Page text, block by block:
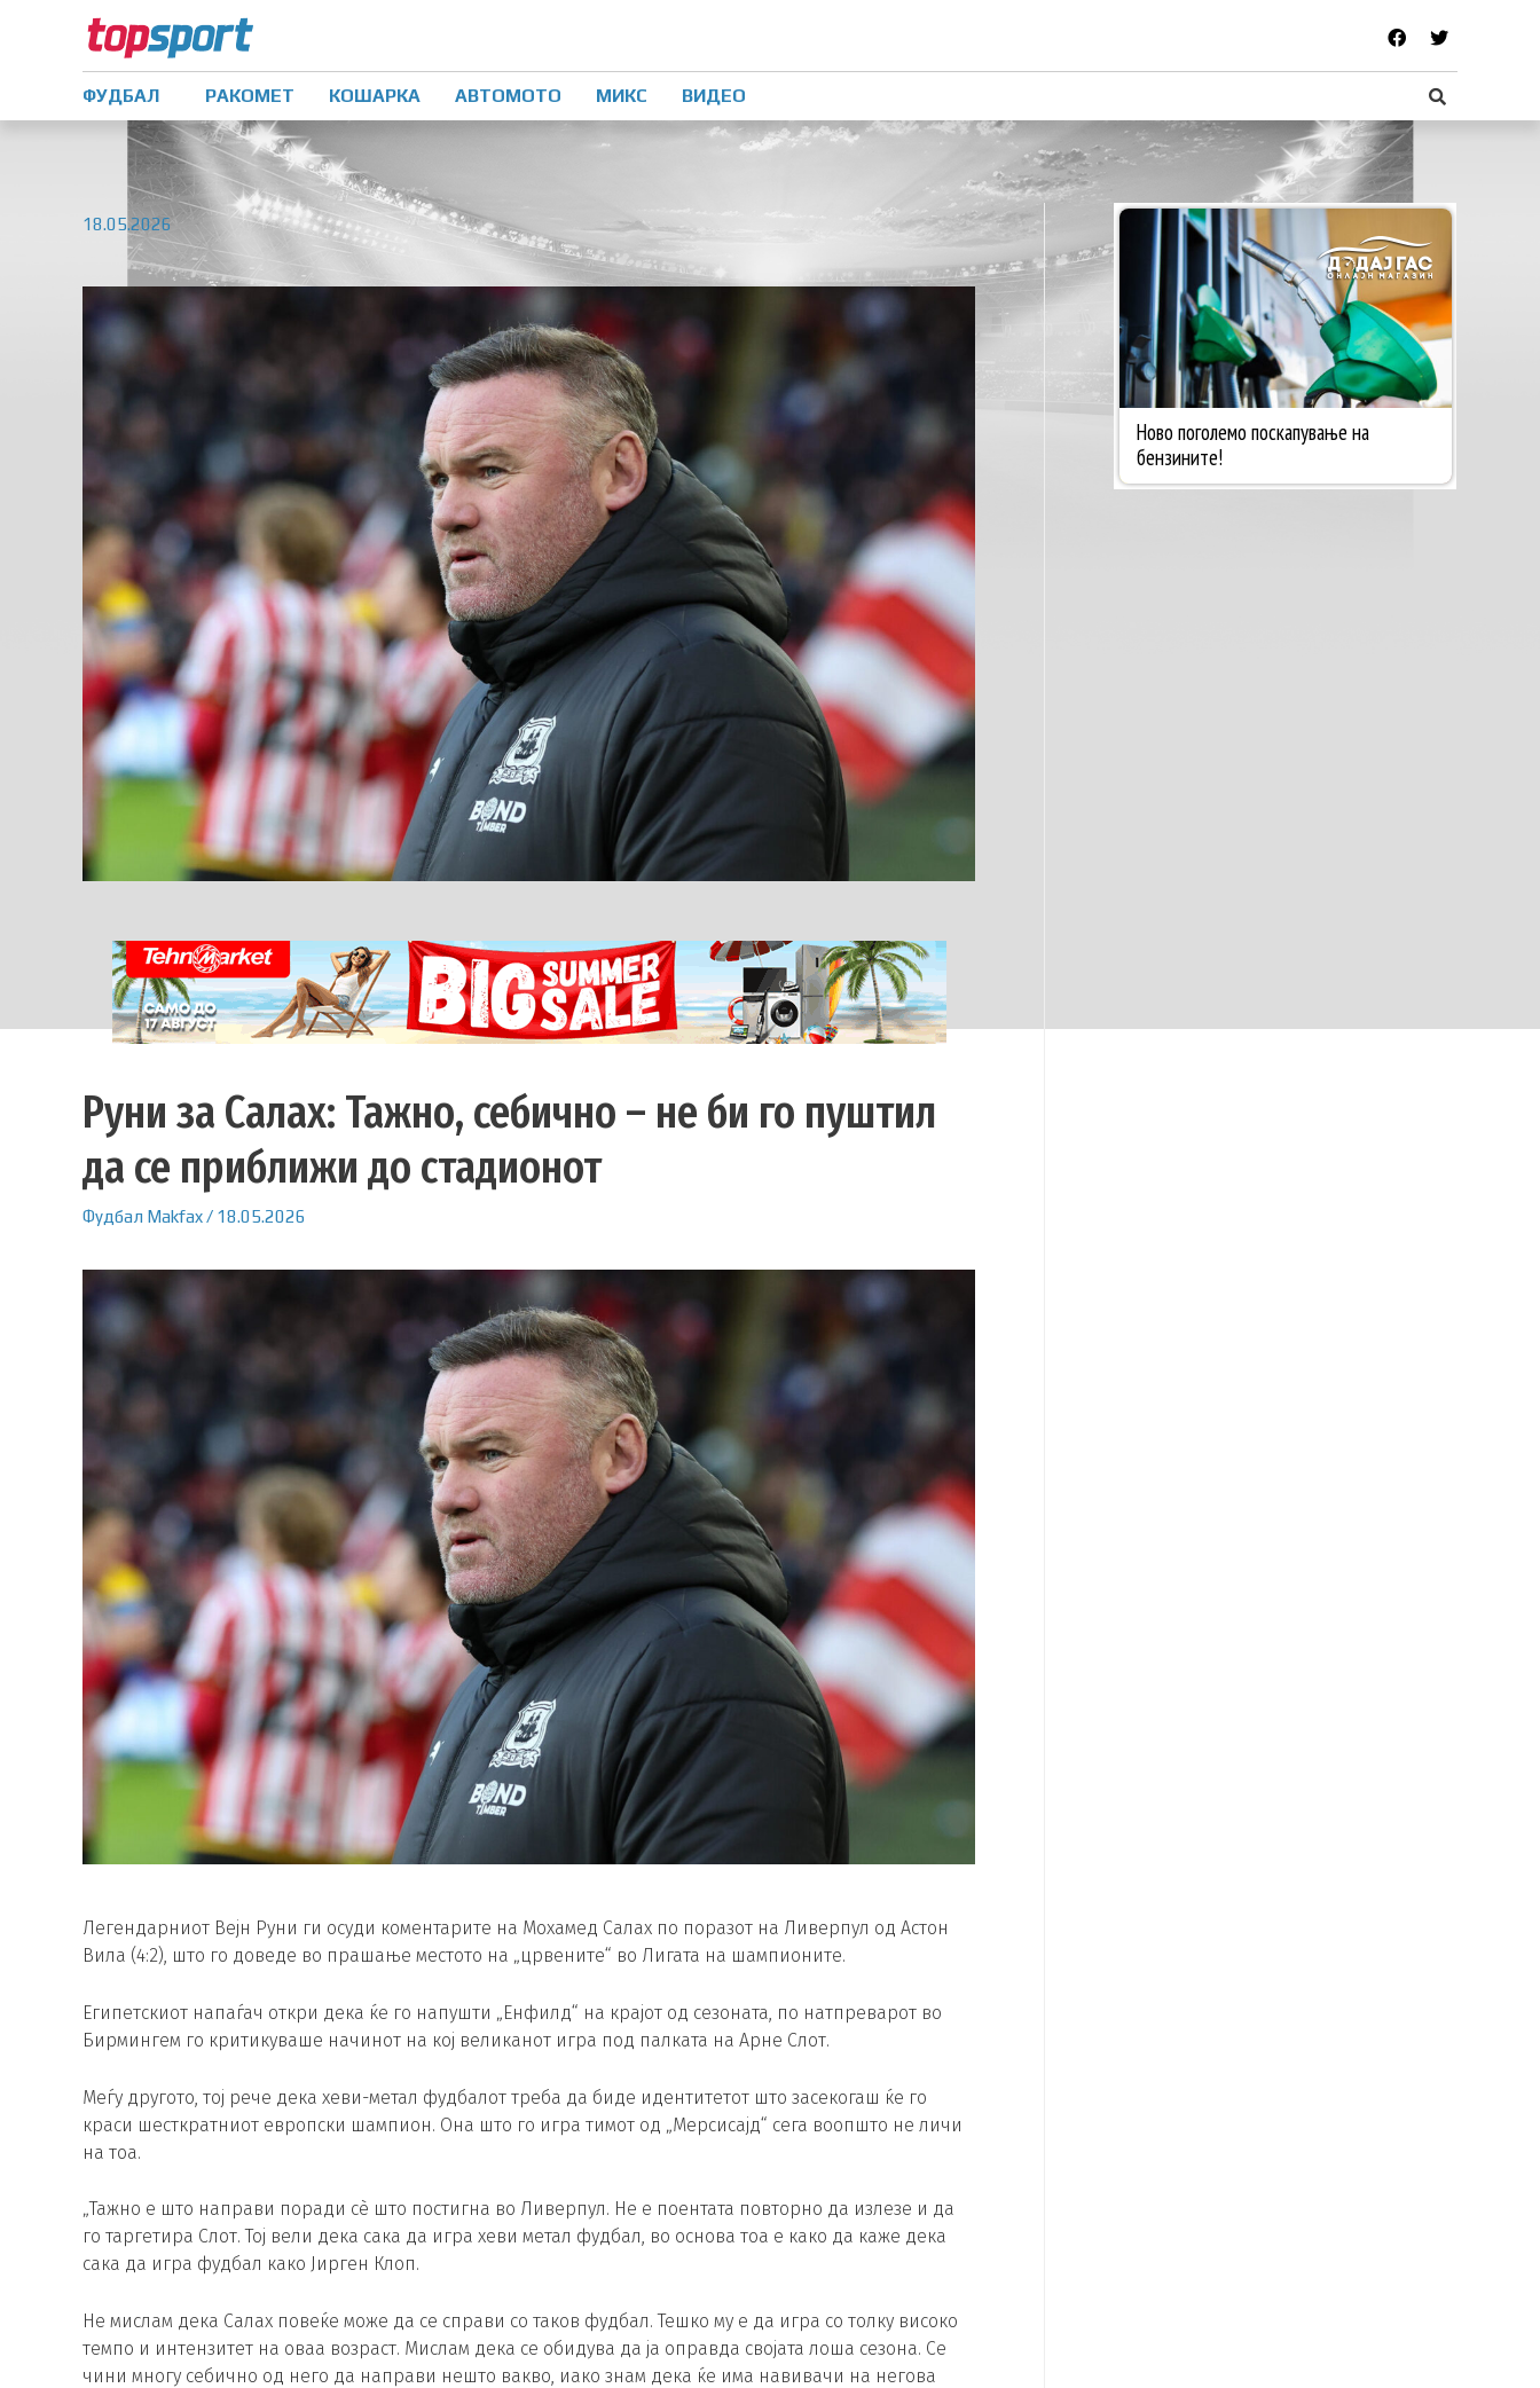
ФУДБАЛ РАКОМЕТ КОШАРКА АВТОМОТО МИКС ВИДЕО
18.05.2026
Руни за Салах: Тажно, себично – не би го пуштил
да се приближи до стадионот
Фудбал Makfax/ 18.05.2026
Легендарниот Вејн Руни ги осуди коментарите на Мохамед Салах по поразот на Ливерпул од Астон
Вила (4:2), што го доведе во прашање местото на „црвените“ во Лигата на шампионите.
Египетскиот напаѓач откри дека ќе го напушти „Енфилд“ на крајот од сезоната, по натпреварот во
Бирмингем го критикуваше начинот на кој великанот игра под палката на Арне Слот.
Меѓу другото, тој рече дека хеви-метал фудбалот треба да биде идентитетот што засекогаш ќе го
краси шесткратниот европски шампион. Она што го игра тимот од „Мерсисајд“ сега воопшто не личи
на тоа.
„Тажно е што направи поради сè што постигна во Ливерпул. Не е поентата повторно да излезе и да
го таргетира Слот. Тој вели дека сака да игра хеви метал фудбал, во основа тоа е како да каже дека
сака да игра фудбал како Јирген Клоп.
Не мислам дека Салах повеќе може да се справи со таков фудбал. Тешко му е да игра со толку високо
темпо и интензитет на оваа возраст. Мислам дека се обидува да ја оправда својата лоша сезона. Се
чини многу себично од него да направи нешто вакво, иако знам дека ќе има навивачи на негова